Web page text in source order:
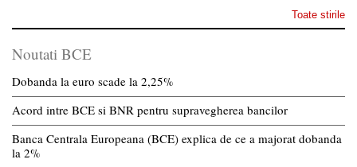
Toate stirile
Noutati BCE
Dobanda la euro scade la 2,25%
Acord intre BCE si BNR pentru supravegherea bancilor
Banca Centrala Europeana (BCE) explica de ce a majorat dobanda
la 2%